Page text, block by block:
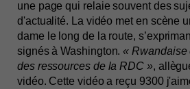
une page qui relaie souvent des
d'actualité. La vidéo met en scène
dame le long de la route,
signés à Washington. « Rwandaise
des ressources de la RDC »,
vidéo. Cette vidéo a reçu 9300